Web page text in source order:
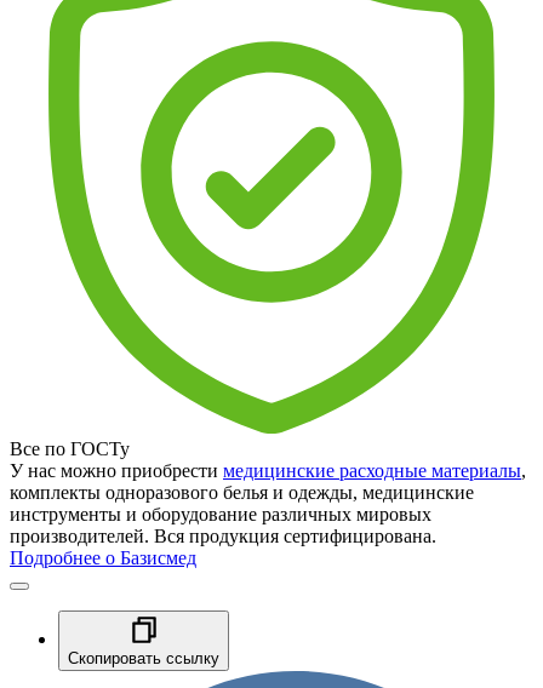
Все по ГОСТу
У нас можно приобрести медицинские расходные материалы,
комплекты одноразового белья и одежды, медицинские
инструменты и оборудование различных мировых
производителей. Вся продукция сертифицирована.
Подробнее о Базисмед
Скопировать ссылку